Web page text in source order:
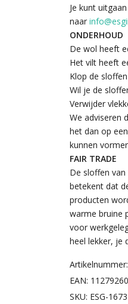
Je kunt
naar
ONDERHOUD
De wol heeft
Het vilt heeft
Klop de
Wil je de
Verwijder
We adviseren
het dan op
kunnen
FAIR TRADE
De sloffen
betekent dat
producten
warme bruine
voor
heel lekker, je
EAN:
SKU: ESG-1673